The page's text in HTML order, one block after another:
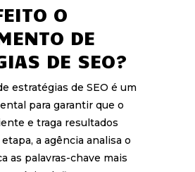
O
DE
DE SEO?
estratégias de SEO é um
para garantir que o
e traga resultados
a agência analisa o
as palavras-chave mais